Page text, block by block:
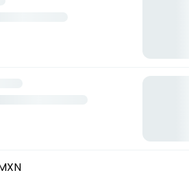
Querétaro
a 22:00, sábado de 18:30 a 22:00,